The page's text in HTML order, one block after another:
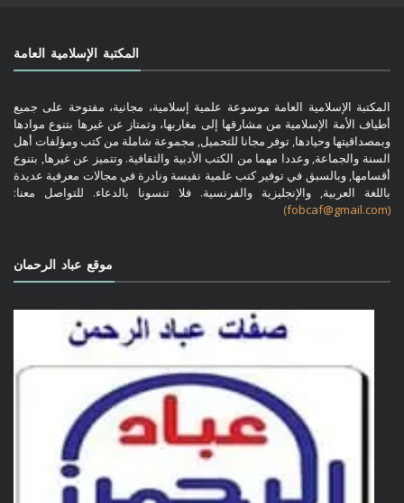
المكتبة الإسلامية العامة
المكتبة الإسلامية العامة موسوعة علمية إسلامية، مجانية، مفتوحة على جميع
أطياف الأمة الإسلامية من مشارقها إلى مغاربها، وتمتاز عن غيرها بتنوع موادها
وبمصداقيتها وحيادها, توفر مجانا للتحميل, مجموعة شاملة من كتب ومؤلفات أهل
السنة والجماعة, وعددا مهما من الكتب الأدبية والثقافية. وتتميز عن غيرها, بتنوع
أقسامها, وبالسبق في توفير كتب علمية نفيسة ونادرة في مجالات معرفية عديدة
باللغة العربية, والإنجليزية والفرنسية. فلا تنسونا بالدعاء. للتواصل معنا:
(fobcaf@gmail.com)
موقع عباد الرحمان